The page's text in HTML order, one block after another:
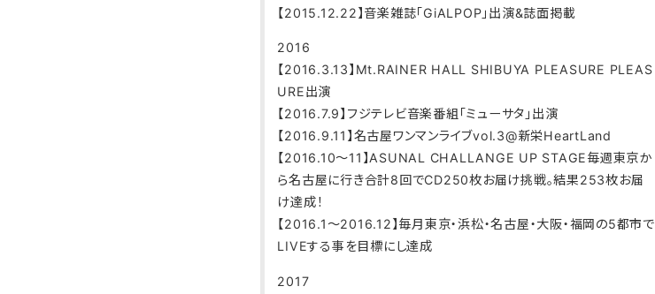
【2015.12.22】音楽雑誌「GiALPOP」出演&誌面掲載
2016
【2016.3.13】Mt.RAINER HALL SHIBUYA PLEASURE PLEAS
URE出演
【2016.7.9】フジテレビ音楽番組「ミューサタ」出演
【2016.9.11】名古屋ワンマンライブvol.3@新栄HeartLand
【2016.10〜11】ASUNAL CHALLANGE UP STAGE毎週東京か
ら名古屋に行き合計8回でCD250枚お届け挑戦。結果253枚お届
け達成！
【2016.1〜2016.12】毎月東京・浜松・名古屋・大阪・福岡の5都市で
LIVEする事を目標にし達成
2017